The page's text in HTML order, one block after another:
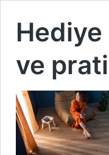
ve